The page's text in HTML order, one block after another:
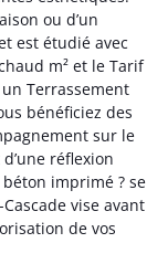
ou d’un
est étudié avec
m² et le Tarif
Terrassement
bénéficiez des
sur le
réflexion
imprimé ? se
vise avant
de vos